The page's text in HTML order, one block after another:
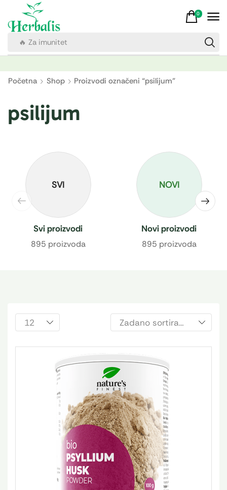
🔥 Za imunitet
0
Početna Shop Proizvodi označeni “psilijum”
psilijum
SVI
Svi proizvodi
895 proizvoda
NOVI
Novi proizvodi
895 proizvoda